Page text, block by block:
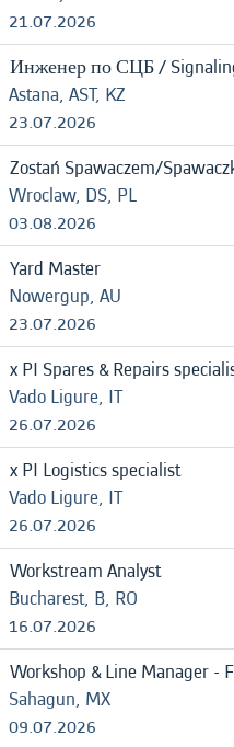
21.07.2026
Инженер по СЦБ /
Astana, AST, KZ
23.07.2026
Zostań Spawaczem/
Wroclaw, DS, PL
03.08.2026
Yard Master
Nowergup, AU
23.07.2026
x PI Spares & Repairs
Vado Ligure, IT
26.07.2026
x PI Logistics specialist
Vado Ligure, IT
26.07.2026
Workstream Analyst
Bucharest, B, RO
16.07.2026
Workshop & Line Manager -
Sahagun, MX
09.07.2026